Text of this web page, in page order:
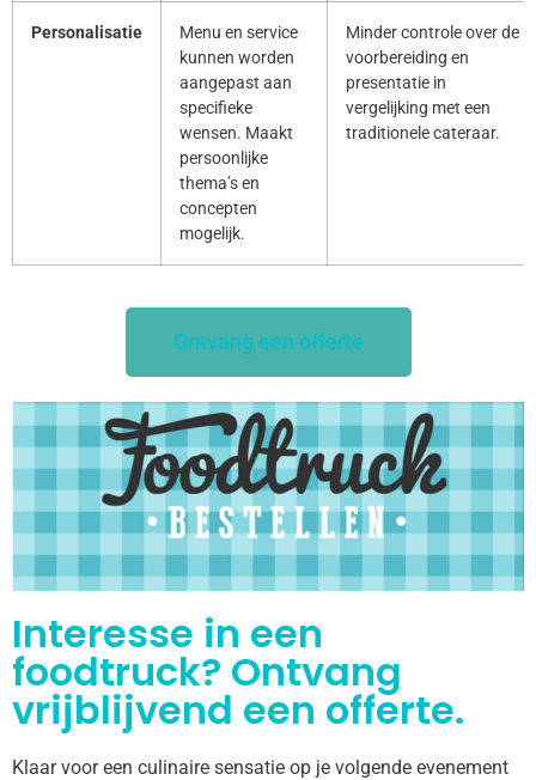
Personalisatie
Menu en service
kunnen worden
aangepast aan
specifieke
wensen. Maakt
persoonlijke
thema’s en
concepten
mogelijk.
Minder controle over de
voorbereiding en
presentatie in
vergelijking met een
traditionele cateraar.
Ontvang een offerte
Interesse in een
foodtruck? Ontvang
vrijblijvend een offerte.
Klaar voor een culinaire sensatie op je volgende evenement